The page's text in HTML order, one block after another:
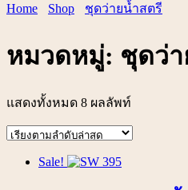
Home Shop ชุดว่ายน้ำสตรี
หมวดหมู่: ชุดว่
แสดงทั้งหมด 8 ผลลัพท์
Sale!